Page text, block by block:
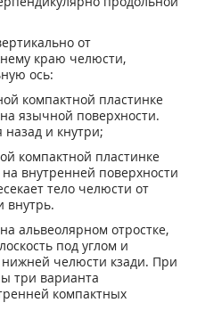
от
краю челюсти,
ось:
компактной пластинке
язычной поверхности.
и кнутри;
компактной пластинке
внутренней поверхности
тело челюсти от
внутрь.
альвеолярном отростке,
под углом и
нижней челюсти кзади. При
три варианта
компактных